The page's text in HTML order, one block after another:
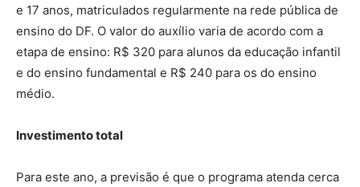
e 17 anos, matriculados regularmente na rede pública de
ensino do DF. O valor do auxílio varia de acordo com a
etapa de ensino: R$ 320 para alunos da educação infantil
e do ensino fundamental e R$ 240 para os do ensino
médio.
Investimento total
Para este ano, a previsão é que o programa atenda cerca